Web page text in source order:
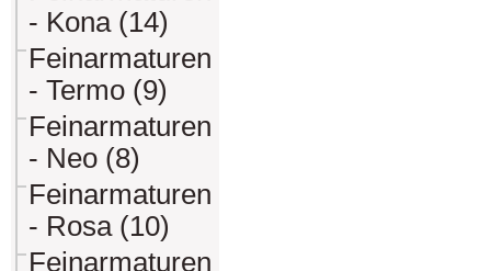
- Kona (14)
Feinarmaturen
- Termo (9)
Feinarmaturen
- Neo (8)
Feinarmaturen
- Rosa (10)
Feinarmaturen